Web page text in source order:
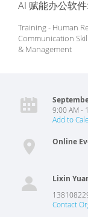
AI 赋能办公软
Training - Human
Communication
& Management
9:00 AM -
Add to
Online
Lixin
Contact